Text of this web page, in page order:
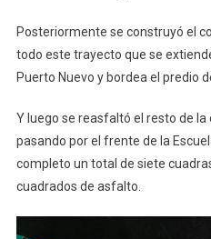
Posteriormente se construyó el
todo este trayecto que se
Puerto Nuevo y bordea el predio
Y luego se reasfaltó el resto de la
pasando por el frente de la
completo un total de siete
cuadrados de asfalto.